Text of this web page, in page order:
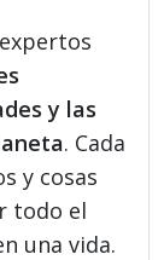
y las
. Cada
y cosas
todo el
una vida.